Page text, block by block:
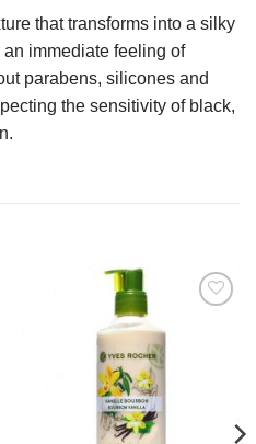
that transforms into a silky
immediate feeling of
parabens, silicones and
the sensitivity of black,
FAVORIS